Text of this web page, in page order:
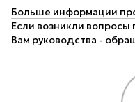
Больше информации
Если возникли вопросы
Вам руководства -